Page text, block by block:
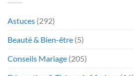
Astuces (292)
Beauté & Bien-être (5)
Conseils Mariage (205)